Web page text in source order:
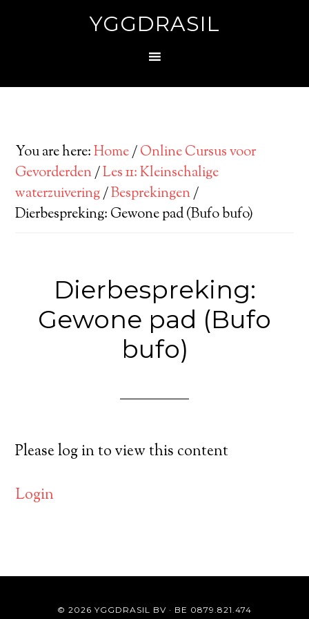
YGGDRASIL
You are here:Home/Online Cursus voor
Gevorderden/Les 11: Kleinschalige
waterzuivering/Besprekingen/
Dierbespreking: Gewone pad (Bufo bufo)
Dierbespreking:
Gewone pad (Bufo
bufo)
Please log in to view this content
Login
© 2026 YGGDRASIL BV · BE 0879.821.474